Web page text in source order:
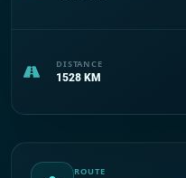
DISTANCE
1528 KM
ROUTE